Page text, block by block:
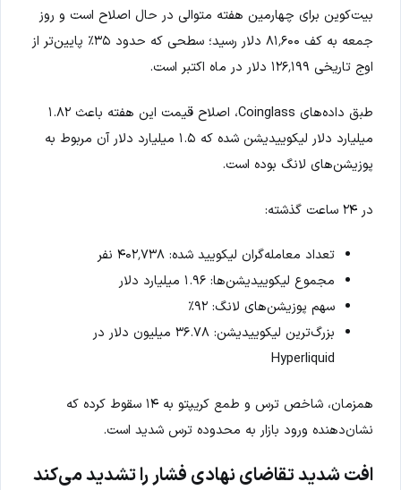
بیت‌کوین برای چهارمین هفته متوالی در حال اصلاح است و روز
جمعه به کف ۸۱٬۶۰۰ دلار رسید؛ سطحی که حدود ۳۵٪ پایین‌تر از
اوج تاریخی ۱۲۶٬۱۹۹ دلار در ماه اکتبر است.
طبق داده‌های Coinglass، اصلاح قیمت این هفته باعث ۱.۸۲
میلیارد دلار لیکوییدیشن شده که ۱.۵ میلیارد دلار آن مربوط به
پوزیشن‌های لانگ بوده است.
در ۲۴ ساعت گذشته:
تعداد معامله‌گران لیکویید شده: ۴۰۲٬۷۳۸ نفر
مجموع لیکوییدیشن‌ها: ۱.۹۶ میلیارد دلار
سهم پوزیشن‌های لانگ: ۹۲٪
بزرگ‌ترین لیکوییدیشن: ۳۶.۷۸ میلیون دلار در
Hyperliquid
همزمان، شاخص ترس و طمع کریپتو به ۱۴ سقوط کرده که
نشان‌دهنده ورود بازار به محدوده ترس شدید است.
افت شدید تقاضای نهادی فشار را تشدید می‌کند